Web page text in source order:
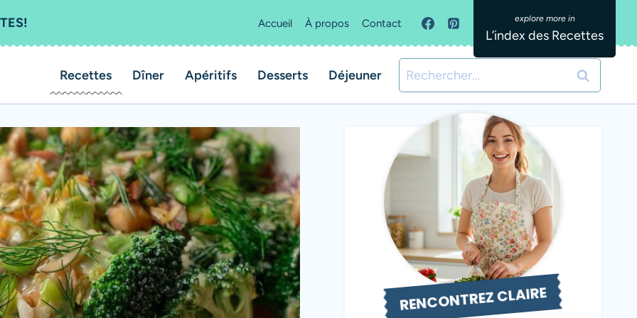
Accueil À propos Contact
L’index des Recettes
Recettes Dîner Apéritifs Desserts Déjeuner Rechercher :
RENCONTREZ CLAIRE